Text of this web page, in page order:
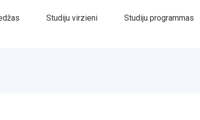
Studiju virzieni Studiju programmas